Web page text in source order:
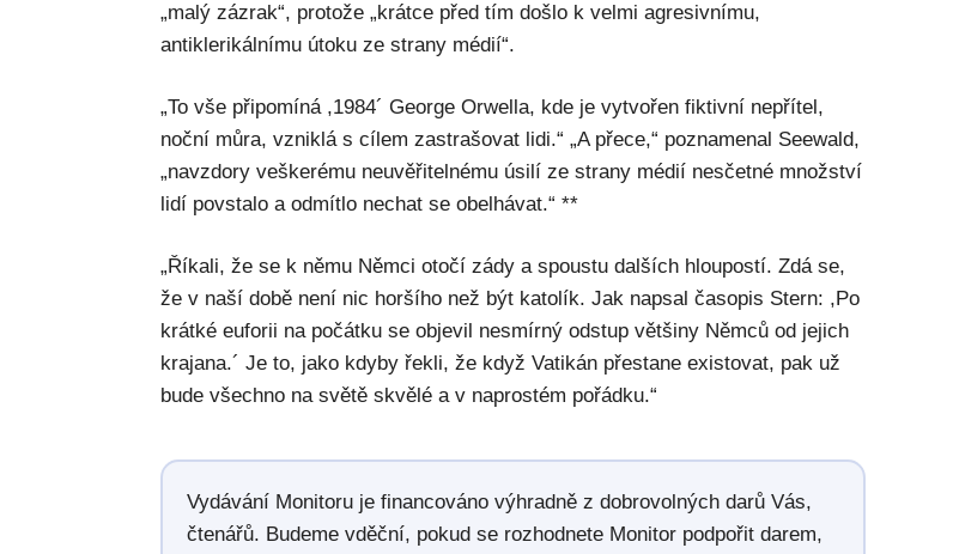
„malý zázrak“, protože „krátce před tím došlo k velmi agresivnímu,
antiklerikálnímu útoku ze strany médií“.
„To vše připomíná ,1984´ George Orwella, kde je vytvořen fiktivní nepřítel,
noční můra, vzniklá s cílem zastrašovat lidi.“ „A přece,“ poznamenal Seewald,
„navzdory veškerému neuvěřitelnému úsilí ze strany médií nesčetné množství
lidí povstalo a odmítlo nechat se obelhávat.“ **
„Říkali, že se k němu Němci otočí zády a spoustu dalších hloupostí. Zdá se,
že v naší době není nic horšího než být katolík. Jak napsal časopis Stern: ,Po
krátké euforii na počátku se objevil nesmírný odstup většiny Němců od jejich
krajana.´ Je to, jako kdyby řekli, že když Vatikán přestane existovat, pak už
bude všechno na světě skvělé a v naprostém pořádku.“
Vydávání Monitoru je financováno výhradně z dobrovolných darů Vás,
čtenářů. Budeme vděční, pokud se rozhodnete Monitor podpořit darem,